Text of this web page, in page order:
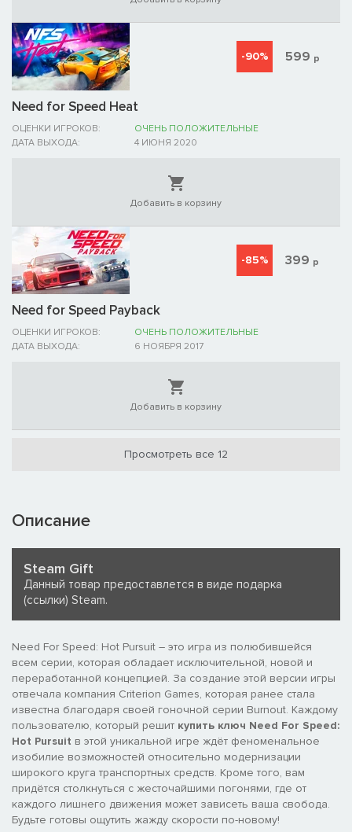
Need for Speed Heat
ОЦЕНКИ ИГРОКОВ:
ОЧЕНЬ ПОЛОЖИТЕЛЬНЫЕ
ДАТА ВЫХОДА:
4 ИЮНЯ 2020
-90% 599 р
Добавить в корзину
Need for Speed Payback
ОЦЕНКИ ИГРОКОВ:
ОЧЕНЬ ПОЛОЖИТЕЛЬНЫЕ
ДАТА ВЫХОДА:
6 НОЯБРЯ 2017
-85% 399 р
Добавить в корзину
Просмотреть все 12
Описание
Steam Gift
Данный товар предоставлется в виде подарка
(ссылки) Steam.
Need For Speed: Hot Pursuit – это игра из полюбившейся
всем серии, которая обладает исключительной, новой и
переработанной концепцией. За создание этой версии игры
отвечала компания Criterion Games, которая ранее стала
известна благодаря своей гоночной серии Burnout. Каждому
пользователю, который решит купить ключ Need For Speed:
Hot Pursuit в этой уникальной игре ждёт феноменальное
изобилие возможностей относительно модернизации
широкого круга транспортных средств. Кроме того, вам
придётся столкнуться с жесточайшими погонями, где от
каждого лишнего движения может зависеть ваша свобода.
Будьте готовы ощутить жажду скорости по-новому!